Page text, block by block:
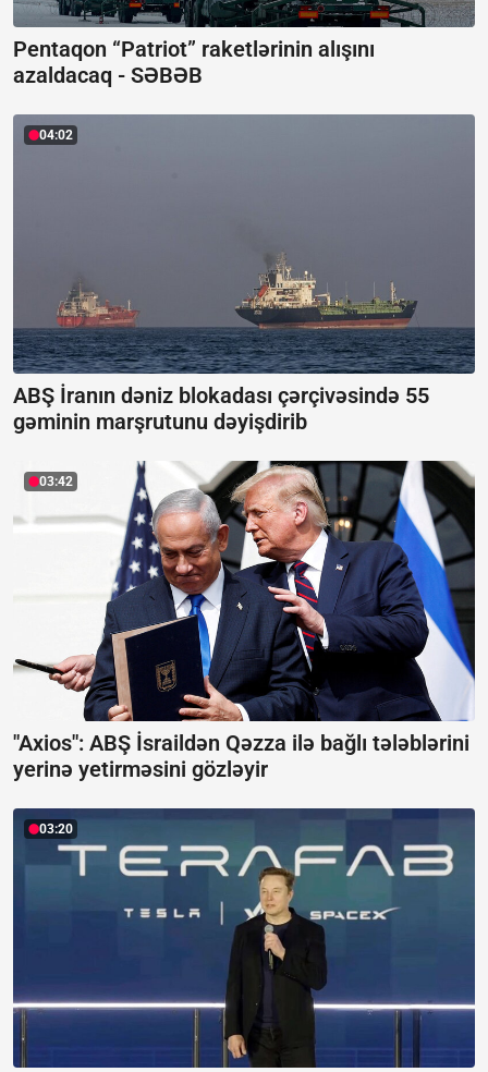
Pentaqon “Patriot” raketlərinin alışını
azaldacaq - SƏBƏB
04:02
ABŞ İranın dəniz blokadası çərçivəsində 55
gəminin marşrutunu dəyişdirib
03:42
"Axios": ABŞ İsraildən Qəzza ilə bağlı tələblərini
yerinə yetirməsini gözləyir
03:20